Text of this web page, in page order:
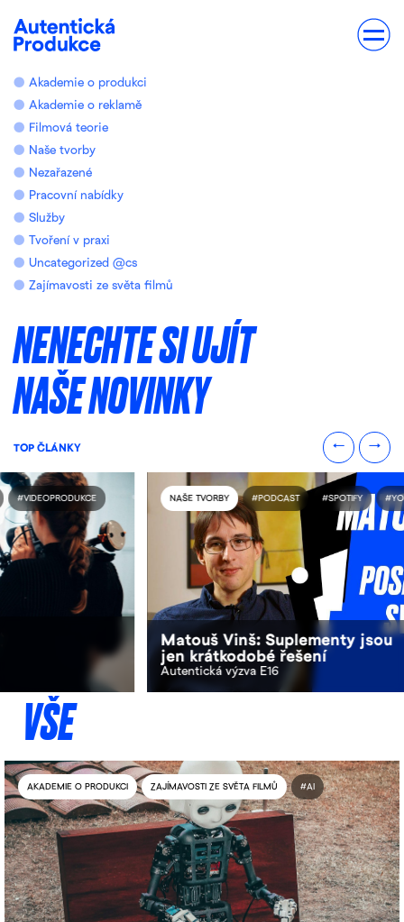
Akademie o produkci
Akademie o reklamě
Filmová teorie
Naše tvorby
Nezařazené
Pracovní nabídky
Služby
Tvoření v praxi
Uncategorized @cs
Zajímavosti ze světa filmů
NENECHTE SI UJÍT
NAŠE NOVINKY
TOP ČLÁNKY
NAŠE TVORBY #PODCAST #SPOTIFY
Matouš Vinš: Suplementy jsou
jen krátkodobé řešení
Autentická výzva E16
#VIDEOPRODUKCE
VŠE
AKADEMIE O PRODUKCI ZAJÍMAVOSTI ZE SVĚTA FILMŮ #AI